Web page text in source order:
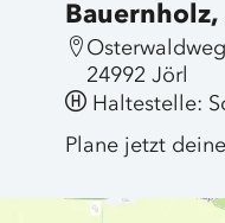
Bauernholz,
Osterwaldweg
24992 Jörl
Haltestelle:
Plane jetzt